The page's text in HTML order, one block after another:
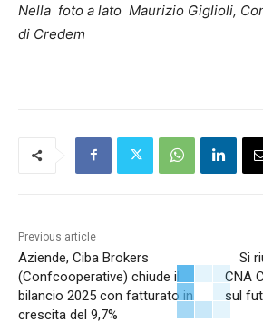
Nella foto a lato Maurizio Giglioli,
di Credem
Previous article
Aziende, Ciba Brokers
(Confcooperative) chiude il
bilancio 2025 con fatturato in
crescita del 9,7%
Si
CNA
sul